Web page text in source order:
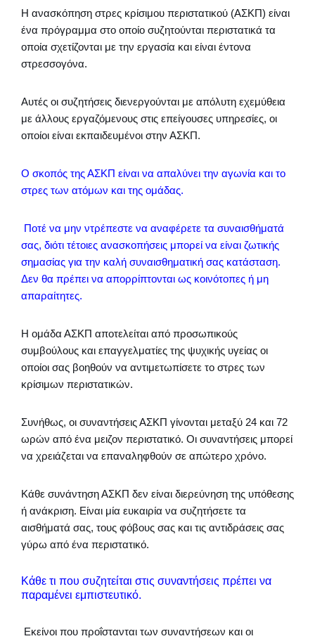
Η ανασκόπηση στρες κρίσιμου περιστατικού (ΑΣΚΠ) είναι
ένα πρόγραμμα στο οποίο συζητούνται περιστατικά τα
οποία σχετίζονται με την εργασία και είναι έντονα
στρεσσογόνα.
Αυτές οι συζητήσεις διενεργούνται με απόλυτη εχεμύθεια
με άλλους εργαζόμενους στις επείγουσες υπηρεσίες, οι
οποίοι είναι εκπαιδευμένοι στην ΑΣΚΠ.
Ο σκοπός της ΑΣΚΠ είναι να απαλύνει την αγωνία και το
στρες των ατόμων και της ομάδας.
Ποτέ να μην ντρέπεστε να αναφέρετε τα συναισθήματά
σας, διότι τέτοιες ανασκοπήσεις μπορεί να είναι ζωτικής
σημασίας για την καλή συναισθηματική σας κατάσταση.
Δεν θα πρέπει να απορρίπτονται ως κοινότοπες ή μη
απαραίτητες.
Η ομάδα ΑΣΚΠ αποτελείται από προσωπικούς
συμβούλους και επαγγελματίες της ψυχικής υγείας οι
οποίοι σας βοηθούν να αντιμετωπίσετε το στρες των
κρίσιμων περιστατικών.
Συνήθως, οι συναντήσεις ΑΣΚΠ γίνονται μεταξύ 24 και 72
ωρών από ένα μειζον περιστατικό. Οι συναντήσεις μπορεί
να χρειάζεται να επαναληφθούν σε απώτερο χρόνο.
Κάθε συνάντηση ΑΣΚΠ δεν είναι διερεύνηση της υπόθεσης
ή ανάκριση. Είναι μία ευκαιρία να συζητήσετε τα
αισθήματά σας, τους φόβους σας και τις αντιδράσεις σας
γύρω από ένα περιστατικό.
Κάθε τι που συζητείται στις συναντήσεις πρέπει να
παραμένει εμπιστευτικό.
Εκείνοι που προΐστανται των συναντήσεων και οι